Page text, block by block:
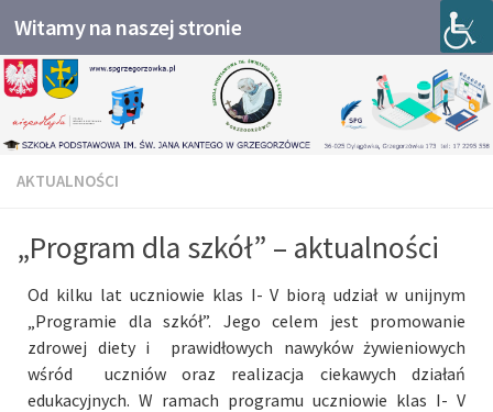
Przejdź do treści
Witamy na naszej stronie
AKTUALNOŚCI
„Program dla szkół” – aktualności
Od kilku lat uczniowie klas I- V biorą udział w unijnym
„Programie dla szkół”. Jego celem jest promowanie
zdrowej diety i prawidłowych nawyków żywieniowych
wśród uczniów oraz realizacja ciekawych działań
edukacyjnych. W ramach programu uczniowie klas I- V